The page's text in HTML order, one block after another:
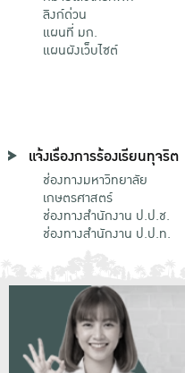
ลิงก์ด่วน
แผนที่ มก.
แผนผังเว็บไซต์
แจ้งเรื่องการร้องเรียนทุจริต
ช่องทางมหาวิทยาลัย
เกษตรศาสตร์
ช่องทางสำนักงาน ป.ป.ช.
ช่องทางสำนักงาน ป.ป.ท.